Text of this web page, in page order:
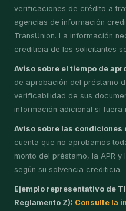
verificaciones de crédito a
agencias de información
TransUnion. La información
crediticia de los solicitantes
Aviso sobre el tiempo de
de aprobación del préstamo
verificabilidad de sus
información adicional si fuera
Aviso sobre las condiciones
cuenta que no aprobamos
monto del préstamo, la APR
según su solvencia crediticia.
Ejemplo representativo de
Reglamento Z): Consulte la